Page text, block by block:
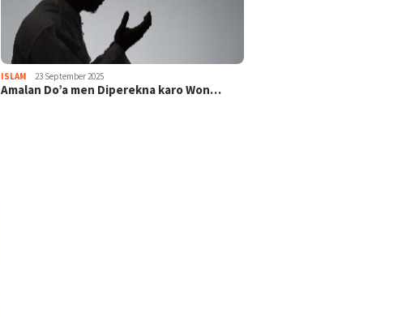
ISLAM 23 September 2025
Amalan Do’a men Diperekna karo Won…